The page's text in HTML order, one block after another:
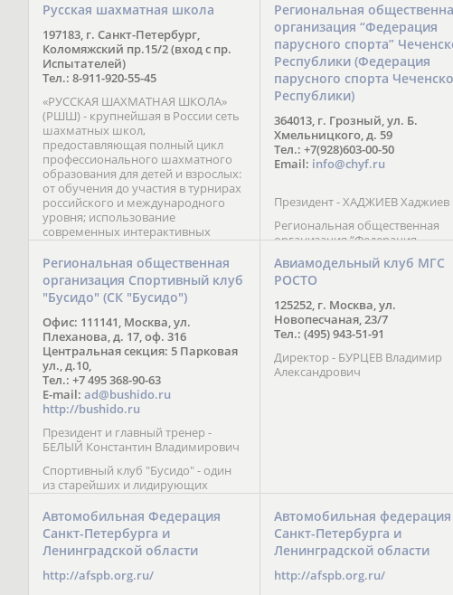
Русская шахматная школа
197183, г. Санкт-Петербург,
Коломяжский пр.15/2 (вход с пр.
Испытателей)
Тел.: 8-911-920-55-45
«РУССКАЯ ШАХМАТНАЯ ШКОЛА»
(РШШ) - крупнейшая в России сеть
шахматных школ,
предоставляющая полный цикл
профессионального шахматного
образования для детей и взрослых:
от обучения до участия в турнирах
российского и международного
уровня; использование
современных интерактивных
методик подачи материала;
обучение на русском и английском
языках; специалисты с опытом
преподавания более 20 лет;
направленность на общее
развитие ребенка: проведение
творческих мастер-классов, уроков
по истории и литературе,
организация регулярных
шахматных сборов на спортивных
базах и в детских лагерях,
проведение встреч с выдающимися
шахматистами; корпоративное
обучение; онлайн обучение в
форме вебинаров и
индивидуальных занятий, круглые
столы российских и
международных тренеров,
трансляция мероприятий и
турниров.
Региональная
организация “Федерация
парусного спорта”
Республики (Федерация
парусного спорта
Республики)
364013, г. Грозный, ул. Б.
Хмельницкого, д. 59
Тел.: +7(928)603-00-50
Email: info@chyf.ru
Президент - ХАДЖИЕВ Хаджиев
Региональная общественная
организация “Федерация
парусного спорта” Чеченской
Республики начала свою
деятельность в декабре 2016
Миссия федерации состоит в
популяризации парусного
привлечении и содействии
развитию спорта в этом
спортсменов на российских и
международных соревнованиях.
Региональная общественная
организация Спортивный клуб
"Бусидо" (СК "Бусидо")
Офис: 111141, Москва, ул.
Плеханова, д. 17, оф. 316
Центральная секция: 5 Парковая
ул., д.10,
Тел.: +7 495 368-90-63
E-mail: ad@bushido.ru
http://bushido.ru
Президент и главный тренер -
БЕЛЫЙ Константин Владимирович
Спортивный клуб "Бусидо" - один
из старейших и лидирующих
клубов России, изучающих и
развивающих различные боевые
искусства и, прежде всего, каратэ
Кёкусинкай - первого в мире стиля
контактного каратэ, получившего
огромное развитие во всем
мире. Однако, спектр интересов
Авиамодельный клуб МГС
РОСТО
125252, г. Москва, ул.
Новопесчаная, 23/7
Тел.: (495) 943-51-91
Директор - БУРЦЕВ Владимир
Александрович
Автомобильная Федерация
Санкт-Петербурга и
Ленинградской области
http://afspb.org.ru/
Автомобильная федерация
Санкт-Петербурга и
Ленинградской области
http://afspb.org.ru/